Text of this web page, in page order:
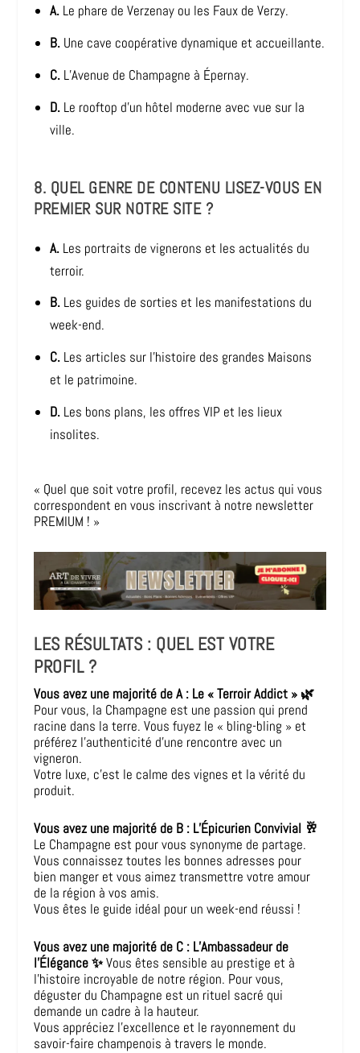
A.Le phare de Verzenay ou les Faux de Verzy.
B.Une cave coopérative dynamique et accueillante.
C.L’Avenue de Champagne à Épernay.
D.Le rooftop d’un hôtel moderne avec vue sur la
ville.
8. QUEL GENRE DE CONTENU LISEZ-VOUS EN
PREMIER SUR NOTRE SITE ?
A.Les portraits de vignerons et les actualités du
terroir.
B.Les guides de sorties et les manifestations du
week-end.
C.Les articles sur l’histoire des grandes Maisons
et le patrimoine.
D.Les bons plans, les offres VIP et les lieux
insolites.
« Quel que soit votre profil, recevez les actus qui vous
correspondent en vous inscrivant à notre newsletter
PREMIUM ! »
LES RÉSULTATS : QUEL EST VOTRE
PROFIL ?
Vous avez une majorité de A : Le « Terroir Addict » 🌿
Pour vous, la Champagne est une passion qui prend
racine dans la terre. Vous fuyez le « bling-bling » et
préférez l’authenticité d’une rencontre avec un
vigneron.
Votre luxe, c’est le calme des vignes et la vérité du
produit.
Vous avez une majorité de B : L’Épicurien Convivial 🥂
Le Champagne est pour vous synonyme de partage.
Vous connaissez toutes les bonnes adresses pour
bien manger et vous aimez transmettre votre amour
de la région à vos amis.
Vous êtes le guide idéal pour un week-end réussi !
Vous avez une majorité de C : L’Ambassadeur de
l’Élégance ✨Vous êtes sensible au prestige et à
l’histoire incroyable de notre région. Pour vous,
déguster du Champagne est un rituel sacré qui
demande un cadre à la hauteur.
Vous appréciez l’excellence et le rayonnement du
savoir-faire champenois à travers le monde.